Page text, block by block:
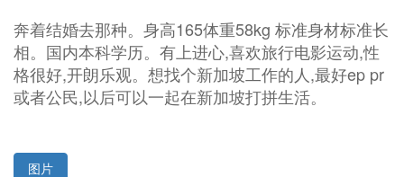
奔着结婚去那种。身高165体重58kg 标准身材标准长
相。国内本科学历。有上进心,喜欢旅行电影运动,性
格很好,开朗乐观。想找个新加坡工作的人,最好ep pr
或者公民,以后可以一起在新加坡打拼生活。
图片